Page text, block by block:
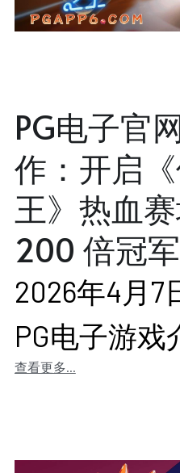
PG电子官
作：开启
王》热血
200 倍冠
2026年4月7
PG电子游戏
查看更多...